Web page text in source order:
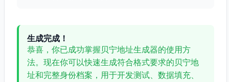
生成完成！
恭喜，你已成功掌握贝宁地址生成器的使用方
法。现在你可以快速生成符合格式要求的贝宁地
址和完整身份档案，用于开发测试、数据填充、